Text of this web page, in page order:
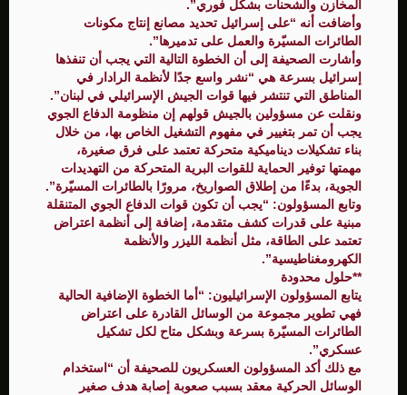
المخازن والشحنات بشكل فوري”.
وأضافت أنه “على إسرائيل تحديد مصانع إنتاج مكونات
الطائرات المسيّرة والعمل على تدميرها”.
وأشارت الصحيفة إلى أن الخطوة التالية التي يجب أن تنفذها
إسرائيل بسرعة هي “نشر واسع جدًا لأنظمة الرادار في
المناطق التي تنتشر فيها قوات الجيش الإسرائيلي في لبنان”.
ونقلت عن مسؤولين بالجيش قولهم إن منظومة الدفاع الجوي
يجب أن تمر بتغيير في مفهوم التشغيل الخاص بها، من خلال
بناء تشكيلات ديناميكية متحركة تعتمد على فرق صغيرة،
مهمتها توفير الحماية للقوات البرية المتحركة من التهديدات
الجوية، بدءًا من إطلاق الصواريخ، مرورًا بالطائرات المسيّرة”.
وتابع المسؤولون: “يجب أن تكون قوات الدفاع الجوي المتنقلة
مبنية على قدرات كشف متقدمة، إضافة إلى أنظمة اعتراض
تعتمد على الطاقة، مثل أنظمة الليزر والأنظمة
الكهرومغناطيسية”.
**حلول محدودة
يتابع المسؤولون الإسرائيليون: “أما الخطوة الإضافية الحالية
فهي تطوير مجموعة من الوسائل القادرة على اعتراض
الطائرات المسيّرة بسرعة وبشكل متاح لكل تشكيل
عسكري”.
مع ذلك أكد المسؤولون العسكريون للصحيفة أن “استخدام
الوسائل الحركية معقد بسبب صعوبة إصابة هدف صغير